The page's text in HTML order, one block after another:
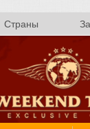
Страны